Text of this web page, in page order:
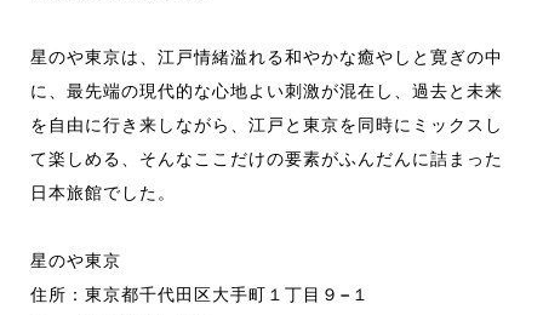
星のや東京は、江戸情緒溢れる和やかな癒やしと寛ぎの中
に、最先端の現代的な心地よい刺激が混在し、過去と未来
を自由に行き来しながら、江戸と東京を同時にミックスし
て楽しめる、そんなここだけの要素がふんだんに詰まった
日本旅館でした。
星のや東京
住所：東京都千代田区大手町１丁目９−１